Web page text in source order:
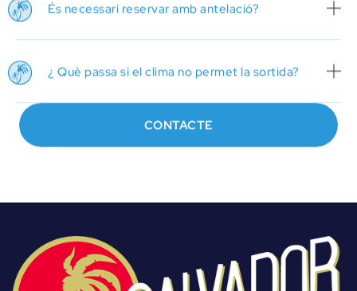
És necessari reservar amb antelació?
¿ Què passa si el clima no permet la sortida?
CONTACTE